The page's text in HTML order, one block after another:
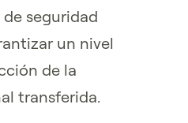
seguridad
un nivel
de la
transferida.